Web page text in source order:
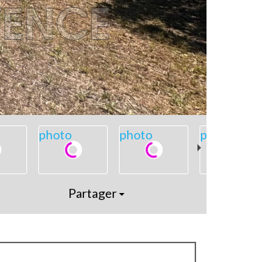
photo photo photo
Partager